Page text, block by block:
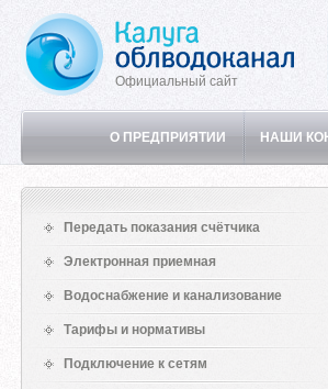
Официальный сайт
О ПРЕДПРИЯТИИ НАШИ
Передать показания счётчика
Электронная приемная
Водоснабжение и канализование
Тарифы и нормативы
Подключение к сетям